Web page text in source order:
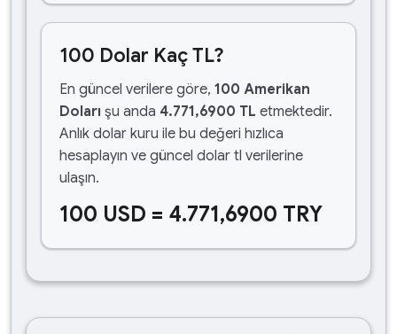
100 Dolar Kaç TL?
En güncel verilere göre, 100 Amerikan
Doları şu anda 4.771,6900 TL etmektedir.
Anlık dolar kuru ile bu değeri hızlıca
hesaplayın ve güncel dolar tl verilerine
ulaşın.
100 USD = 4.771,6900 TRY